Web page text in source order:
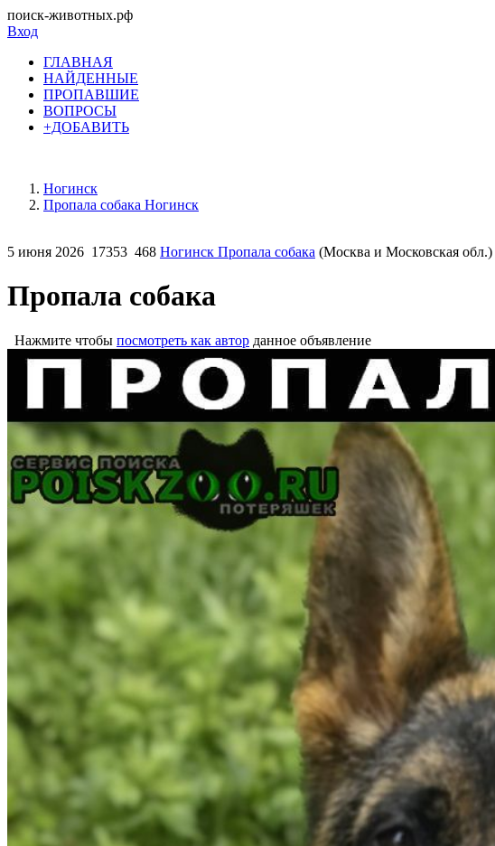
поиск-животных.рф
Вход
ГЛАВНАЯ
НАЙДЕННЫЕ
ПРОПАВШИЕ
ВОПРОСЫ
+ДОБАВИТЬ
Ногинск
Пропала собака Ногинск
5 июня 2026 17353 468 Ногинск Пропала собака (Москва и Московская обл.)
Пропала собака
Нажмите чтобы посмотреть как автор данное объявление